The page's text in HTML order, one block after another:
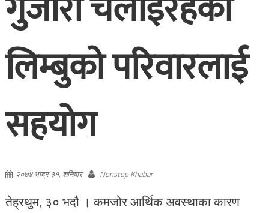
लिम्बुको परिवारलाई
सहयोग
२०७४ भाद्र ३१, शनिवार Nonstop Khabar
तेह्रथुम, ३० भदौ । कमजोर आर्थिक अवस्थाका कारण